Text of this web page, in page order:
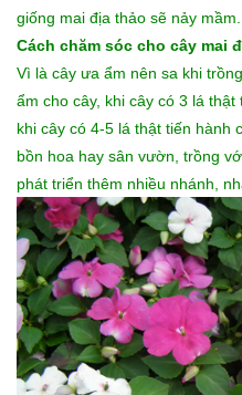
giống mai địa thảo sẽ nảy mầm.
Cách chăm sóc cho cây mai
Vì là cây ưa ẩm nên sa khi
ẩm cho cây, khi cây có 3 lá
khi cây có 4-5 lá thật tiến hành
bồn hoa hay sân vườn, trồng
phát triển thêm nhiều nhánh,